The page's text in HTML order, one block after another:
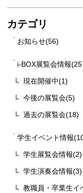
カテゴリ
お知らせ(56)
i-BOX展覧会情報
現在開催中(1)
今後の展覧会(5)
過去の展覧会(18)
学生イベント情報
学生展覧会情報(2)
学生演奏会情報(3)
教職員・卒業生イ